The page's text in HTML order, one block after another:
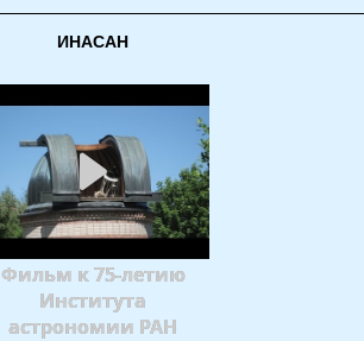
ИНАСАН
Фильм к 75-летию
Института
астрономии РАН